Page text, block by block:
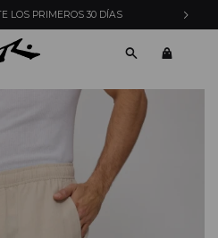
LOS PRIMEROS 30 DÍAS